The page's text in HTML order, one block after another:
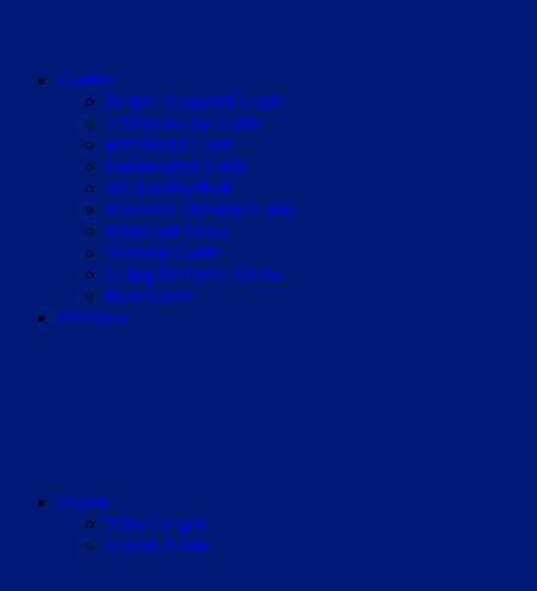
Guides
Project Zomboid Guide
7 Days to Die Guide
RimWorld Guide
Enshrouded Guide
We Are Football
Medieval Dynasty Guide
Minecraft Guide
Valheim Guide
Going Medieval Guide
Rust Guide
Previews
eSport
Nitro League
eSport Teams